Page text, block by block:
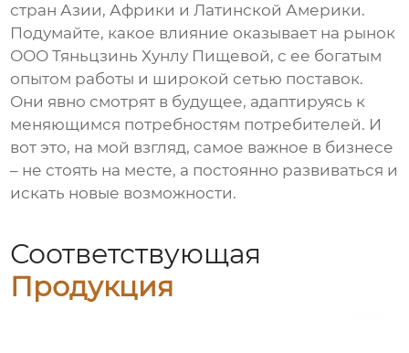
стран Азии, Африки и Латинской Америки.
Подумайте, какое влияние оказывает на рынок
ООО Тяньцзинь Хунлу Пищевой, с ее богатым
опытом работы и широкой сетью поставок.
Они явно смотрят в будущее, адаптируясь к
меняющимся потребностям потребителей. И
вот это, на мой взгляд, самое важное в бизнесе
– не стоять на месте, а постоянно развиваться и
искать новые возможности.
Соответствующая
Продукция